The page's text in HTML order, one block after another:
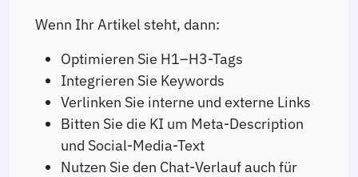
Wenn Ihr Artikel steht, dann:
Optimieren Sie H1–H3-Tags
Integrieren Sie Keywords
Verlinken Sie interne und externe Links
Bitten Sie die KI um Meta-Description
und Social-Media-Text
Nutzen Sie den Chat-Verlauf auch für